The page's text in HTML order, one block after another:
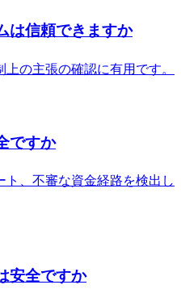
は信頼できますか
の主張の確認に有用です。
ですか
、不審な資金経路を検出し
安全ですか